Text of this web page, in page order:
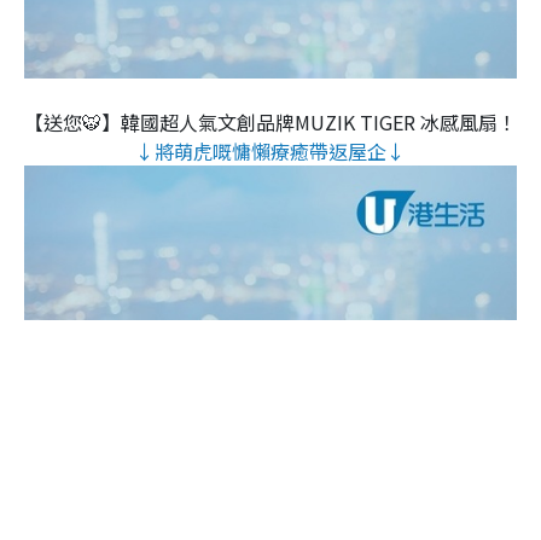
【送您🐯】韓國超人氣文創品牌MUZIK TIGER 冰感風扇！
↓將萌虎嘅慵懶療癒帶返屋企↓